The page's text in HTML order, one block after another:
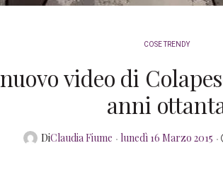
COSE TRENDY
nuovo video di
anni
DiClaudia Fiume
Posted
lunedì 16 Marzo 2015